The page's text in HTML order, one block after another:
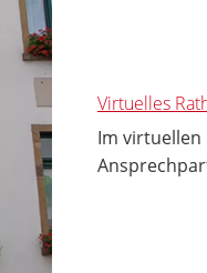
Virtuelles
Im virtuellen